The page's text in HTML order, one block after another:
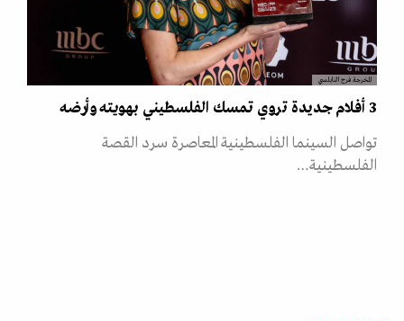
المخرجة فرح النابلسي
3 أفلام جديدة تروي تمسك الفلسطيني بهويته وأرضه
تواصل السينما الفلسطينية المعاصرة سرد القصة
الفلسطينية…